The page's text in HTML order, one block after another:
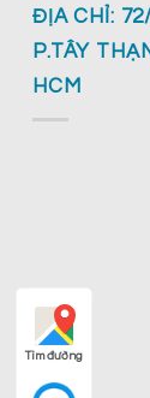
ĐỊA CHỈ:
P.TÂY
HCM
Tìm đường